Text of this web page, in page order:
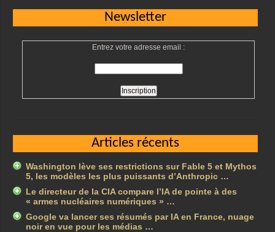
Newsletter
Entrez votre adresse email :
Articles récents
Washington lève ses restrictions sur Fable 5 et Mythos
5, les modèles les plus puissants d’Anthropic …
Le directeur de la CIA compare l’IA de pointe à des
« armes nucléaires numériques » …
Google va lancer ses résumés par IA en France, nuage
noir en vue pour les médias …